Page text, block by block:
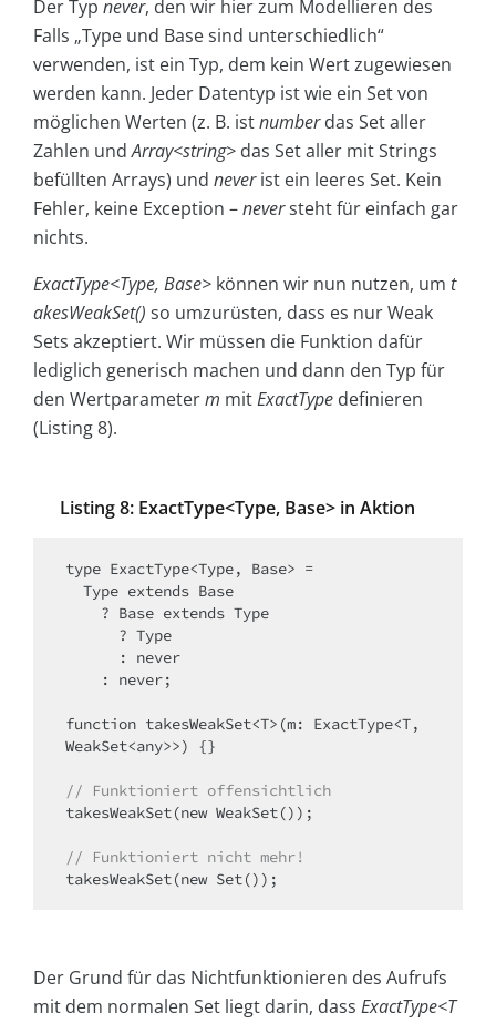
Der Typ never, den wir hier zum Modellieren des
Falls „Type und Base sind unterschiedlich“
verwenden, ist ein Typ, dem kein Wert zugewiesen
werden kann. Jeder Datentyp ist wie ein Set von
möglichen Werten (z. B. istnumberdas Set aller
Zahlen undArray<string> das Set aller mit Strings
befüllten Arrays) und neverist ein leeres Set. Kein
Fehler, keine Exception –neversteht für einfach gar
nichts.
ExactType<Type, Base> können wir nun nutzen, um t
akesWeakSet() so umzurüsten, dass es nur Weak
Sets akzeptiert. Wir müssen die Funktion dafür
lediglich generisch machen und dann den Typ für
den Wertparameterm mitExactType definieren
(Listing 8).
Listing 8: ExactType<Type, Base> in Aktion
type ExactType<Type, Base> =
function takesWeakSet<T>(m: ExactType<T,
WeakSet<any>>) {}
// Funktioniert offensichtlich
takesWeakSet(new WeakSet());
// Funktioniert nicht mehr!
Der Grund für das Nichtfunktionieren des Aufrufs
mit dem normalen Set liegt darin, dass ExactType<T